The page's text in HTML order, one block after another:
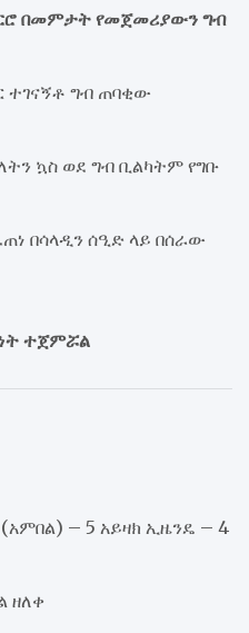
በመምታት የመጀመሪያውን ግብ
ተገናኝቶ ግብ ጠባቂው
ኳስ ወደ ግብ ቢልካትም የግቡ
በሳላዲን ሰዒድ ላይ በሰራው
ተጀምሯል
– 5 አይዛክ ኢዜንዴ – 4
ዘለቀ